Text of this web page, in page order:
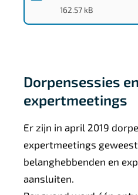
(PDF
-
162.57 kB)
Dorpensessies en
expertmeetings
Er zijn in april 2019
expertmeetings
belanghebbenden en
aansluiten.